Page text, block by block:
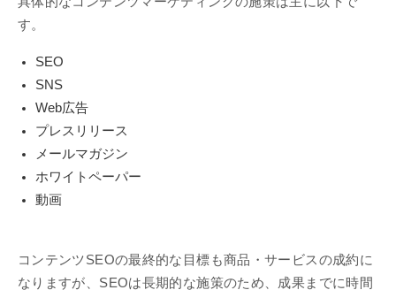
す。
SEO
SNS
Web広告
プレスリリース
メールマガジン
ホワイトペーパー
動画
コンテンツSEOの最終的な目標も商品・サービスの成約に
なりますが、SEOは長期的な施策のため、成果までに時間